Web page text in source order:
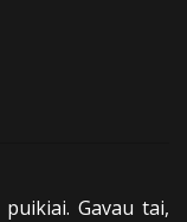
Gavau tai,